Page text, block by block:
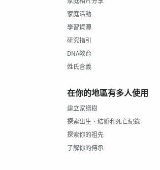
家庭活動
學習資源
研究指引
DNA教育
姓氏含義
在你的地區有多人使用
建立家譜樹
探索出生、結婚和死亡紀錄
探索你的祖先
了解你的傳承